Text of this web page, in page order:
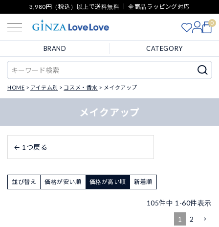
3,980円（税込）以上で送料無料 ｜ 全商品ラッピング対応
0
BRAND CATEGORY
HOME アイテム別 コスメ・香水 メイクアップ
メイクアップ
← 1つ戻る
並び替え 価格が安い順 価格が高い順 新着順
105件中 1 -60件表示
1
2